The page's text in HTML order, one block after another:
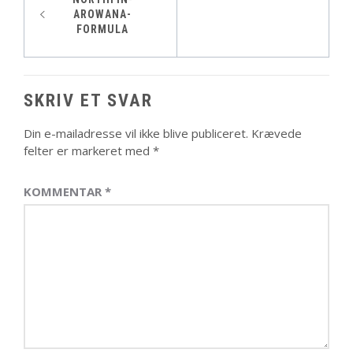
AROWANA-
FORMULA
SKRIV ET SVAR
Din e-mailadresse vil ikke blive publiceret. Krævede
felter er markeret med *
KOMMENTAR *